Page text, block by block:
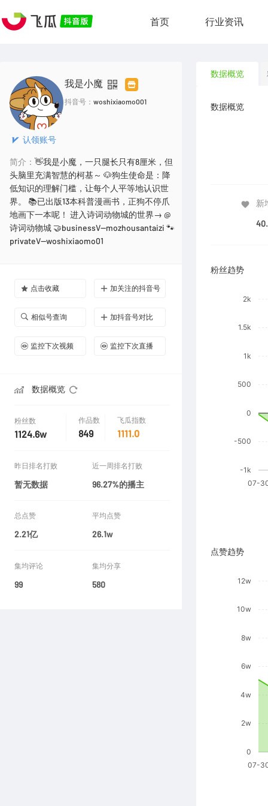
首页 行业资讯
认领账号
我是小魔
抖音号： woshixiaomo001
简介： 👋我是小魔，一只腿长只有8厘米，但
头脑里充满智慧的柯基～ 🐶狗生使命是：降
低知识的理解门槛，让每个人平等地认识世
界。 📚已出版13本科普漫画书，正狗不停爪
地画下一本呢！ 进入诗词动物城的世界→ @
诗词动物城 🤝businessV--mozhousantaizi 🐾
privateV--woshixiaomo01
点击收藏 加关注的抖音号
相似号查询 加抖音号对比
监控下次视频 监控下次直播
数据概览
粉丝数
1124.6w
作品数
849
飞瓜指数
1111.0
昨日排名打败
暂无数据
近一周排名打败
96.27%的播主
总点赞
2.21亿
平均点赞
26.1w
集均评论
99
集均分享
580
数据概览
数据概览
新
粉丝趋势
点赞趋势